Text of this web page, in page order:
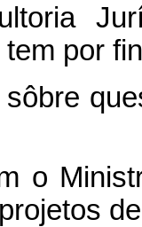
por
o